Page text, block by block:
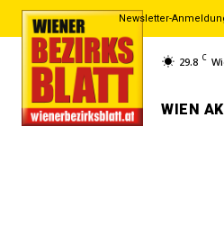
Newsletter-
29.8 C
WIEN